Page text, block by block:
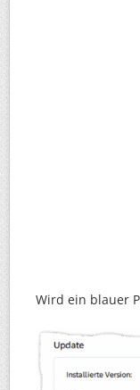
Wird ein blauer